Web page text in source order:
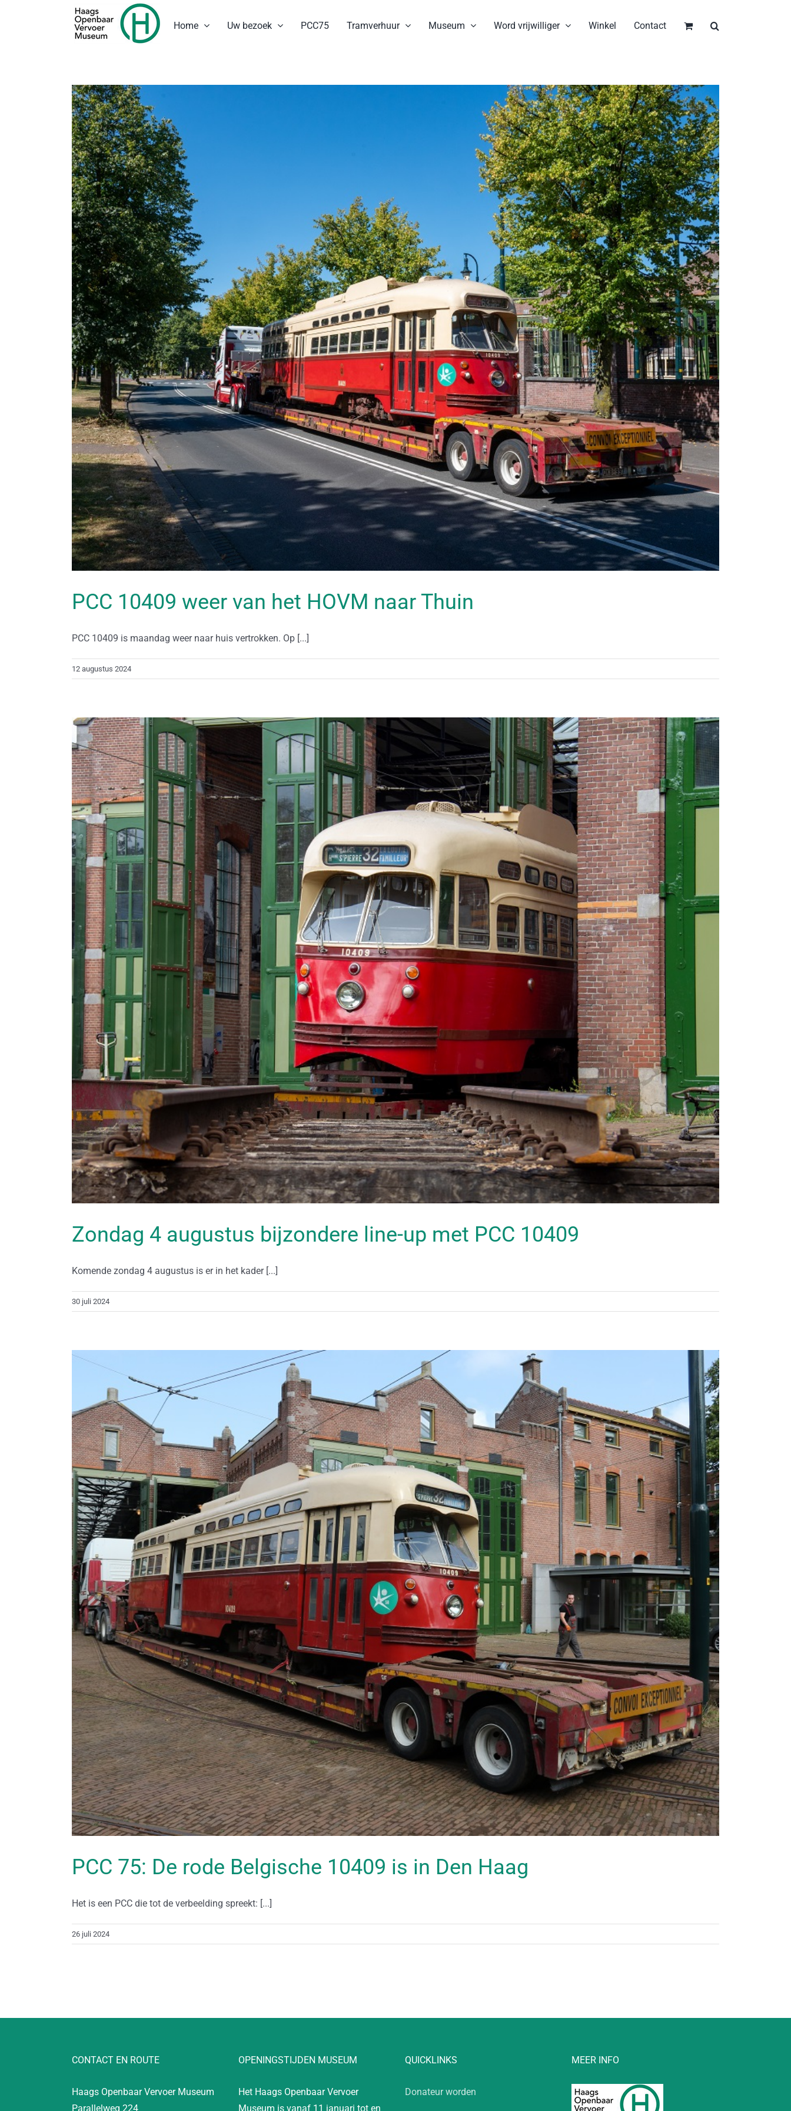
Home Uw bezoek PCC75 Tramverhuur Museum Word vrijwilliger Winkel Contact
PCC 10409 weer van het HOVM naar Thuin
PCC 10409 is maandag weer naar huis vertrokken. Op [...]
12 augustus 2024
Zondag 4 augustus bijzondere line-up met PCC 10409
Komende zondag 4 augustus is er in het kader [...]
30 juli 2024
PCC 75: De rode Belgische 10409 is in Den Haag
Het is een PCC die tot de verbeelding spreekt: [...]
26 juli 2024
CONTACT EN ROUTE
Haags Openbaar Vervoer Museum
Parallelweg 224
OPENINGSTIJDEN MUSEUM
Het Haags Openbaar Vervoer
Museum is vanaf 11 januari tot en
QUICKLINKS
Donateur worden
MEER INFO